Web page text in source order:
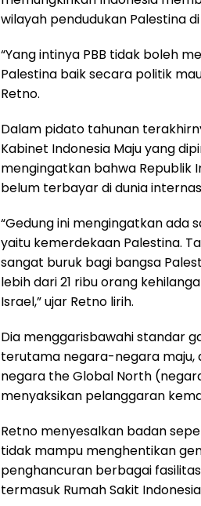
wilayah pendudukan Palestina
“Yang intinya PBB tidak boleh
Palestina baik secara politik
Retno.
Dalam pidato tahunan
Kabinet Indonesia Maju yang
mengingatkan bahwa Republik
belum terbayar di dunia
“Gedung ini mengingatkan
yaitu kemerdekaan Palestina.
sangat buruk bagi bangsa
lebih dari 21 ribu orang
Israel,” ujar Retno lirih.
Dia menggarisbawahi standar
terutama negara-negara maju,
negara the Global North
menyaksikan pelanggaran
Retno menyesalkan badan
tidak mampu menghentikan
penghancuran berbagai
termasuk Rumah Sakit